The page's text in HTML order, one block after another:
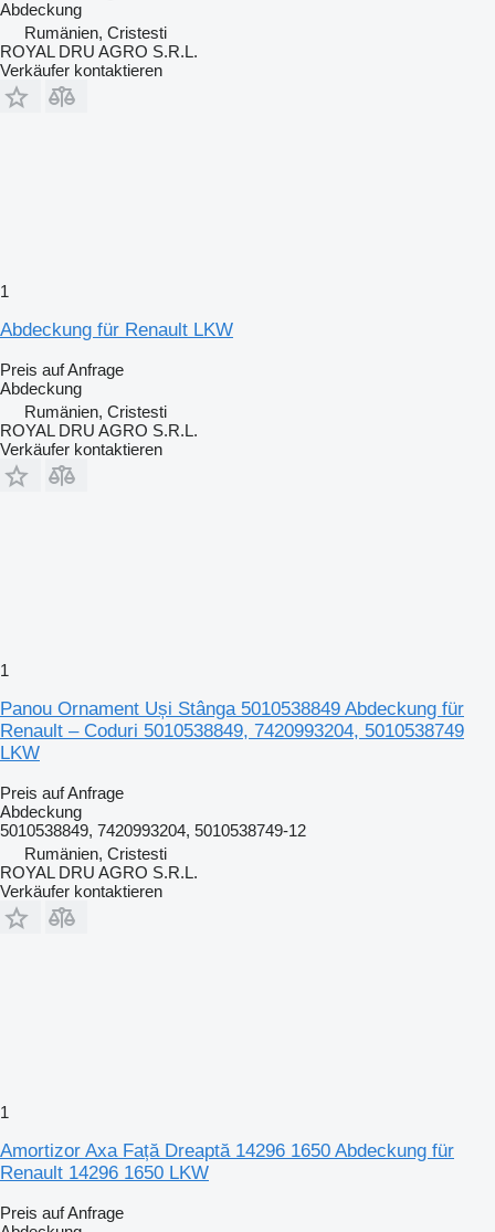
Abdeckung
Rumänien, Cristesti
ROYAL DRU AGRO S.R.L.
Verkäufer kontaktieren
1
Abdeckung für Renault LKW
Preis auf Anfrage
Abdeckung
Rumänien, Cristesti
ROYAL DRU AGRO S.R.L.
Verkäufer kontaktieren
1
Panou Ornament Uși Stânga 5010538849 Abdeckung für
Renault – Coduri 5010538849, 7420993204, 5010538749
LKW
Preis auf Anfrage
Abdeckung
5010538849, 7420993204, 5010538749-12
Rumänien, Cristesti
ROYAL DRU AGRO S.R.L.
Verkäufer kontaktieren
1
Amortizor Axa Față Dreaptă 14296 1650 Abdeckung für
Renault 14296 1650 LKW
Preis auf Anfrage